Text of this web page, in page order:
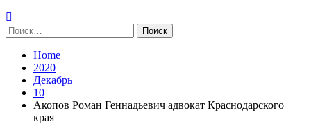
Найти:
Home
2020
Декабрь
10
Акопов Роман Геннадьевич адвокат Краснодарского
края